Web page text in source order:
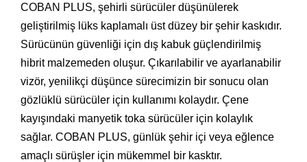
COBAN PLUS, şehirli sürücüler düşünülerek
geliştirilmiş lüks kaplamalı üst düzey bir şehir kaskıdır.
Sürücünün güvenliği için dış kabuk güçlendirilmiş
hibrit malzemeden oluşur. Çıkarılabilir ve ayarlanabilir
vizör, yenilikçi düşünce sürecimizin bir sonucu olan
gözlüklü sürücüler için kullanımı kolaydır. Çene
kayışındaki manyetik toka sürücüler için kolaylık
sağlar. COBAN PLUS, günlük şehir içi veya eğlence
amaçlı sürüşler için mükemmel bir kasktır.